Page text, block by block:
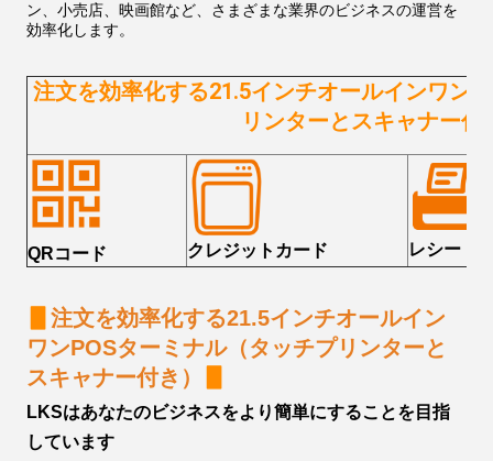
ン、小売店、映画館など、さまざまな業界のビジネスの運営を
効率化します。
注文を効率化する21.5インチオールインワン
リンターとスキャナー付
QRコード クレジットカード レシート
注文を効率化する21.5インチオールイン
ワンPOSターミナル（タッチプリンターと
スキャナー付き）
LKSはあなたのビジネスをより簡単にすることを目指
しています